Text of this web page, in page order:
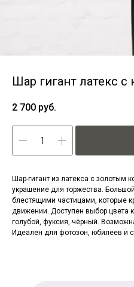
Шар гигант латекс с
2 700 руб.
Шар-гигант из латекса с золотым
украшение для торжества.
блестящими частицами, которые
движении. Доступен выбор цвета
голубой, фуксия, чёрный.
Идеален для фотозон, юбилеев и